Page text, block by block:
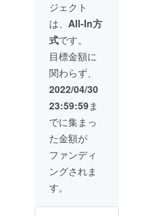
※税込、
送料込
みの価
格で
す。
ざいま
す。ご
了承く
ださ
い。 ※
ご注文
状況、
使用部
材の供
給状
況、製
造工程
上の都
合等に
より出
荷時期
があり
本体×3
個 ・交
換式ブ
ラシ
ヘッド
×6個 ・
充電
ケーブ
ル×3個
（箱サ
イズ：
220mm
×50mm
×20mm
）×3個
※デザイ
更にな
ジェクト
は、 All-In方
式です。
目標金額に
関わらず、
2022/04/30
23:59:59ま
でに集まっ
た金額が
ファンディ
ングされま
す。